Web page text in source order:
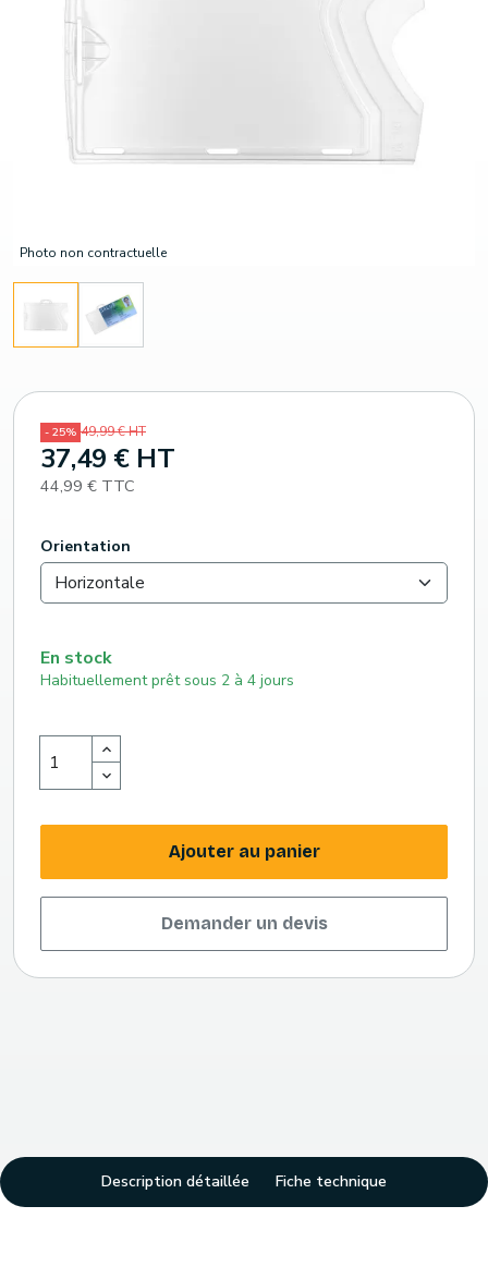
Photo non contractuelle
- 25% 49,99 € HT
37,49 € HT
44,99 € TTC
Orientation
En stock
Habituellement prêt sous 2 à 4 jours
Ajouter au panier
Demander un devis
Description détaillée Fiche technique